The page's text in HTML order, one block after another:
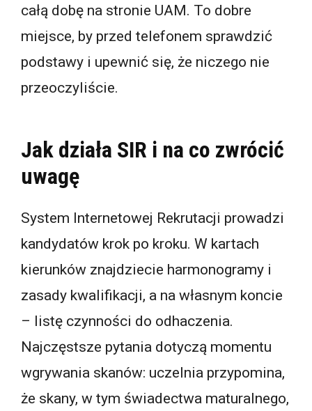
całą dobę na stronie UAM. To dobre
miejsce, by przed telefonem sprawdzić
podstawy i upewnić się, że niczego nie
przeoczyliście.
Jak działa SIR i na co zwrócić
uwagę
System Internetowej Rekrutacji prowadzi
kandydatów krok po kroku. W kartach
kierunków znajdziecie harmonogramy i
zasady kwalifikacji, a na własnym koncie
– listę czynności do odhaczenia.
Najczęstsze pytania dotyczą momentu
wgrywania skanów: uczelnia przypomina,
że skany, w tym świadectwa maturalnego,